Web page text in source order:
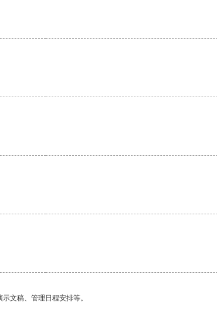
文稿、管理日程安排等。